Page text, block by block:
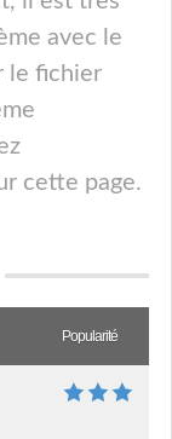
avec le
le fichier
cette page.
Popularité